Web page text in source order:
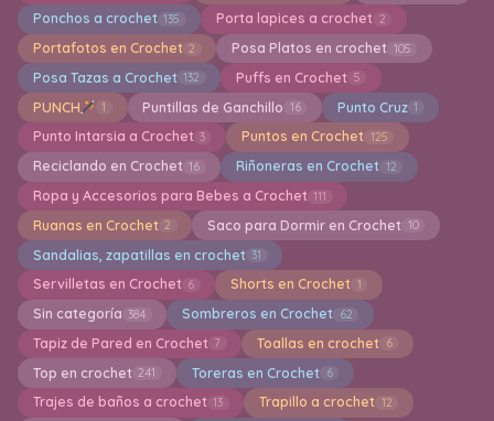
Ponchos a crochet 135 Porta lapices a crochet 2
Portafotos en Crochet 2 Posa Platos en crochet 105
Posa Tazas a Crochet 132 Puffs en Crochet 5
PUNCH 1 Puntillas de Ganchillo 16 Punto Cruz 1
Punto Intarsia a Crochet 3 Puntos en Crochet 125
Reciclando en Crochet 16 Riñoneras en Crochet 12
Ropa y Accesorios para Bebes a Crochet 111
Ruanas en Crochet 2 Saco para Dormir en Crochet 10
Sandalias, zapatillas en crochet 31
Servilletas en Crochet 6 Shorts en Crochet 1
Sin categoría 384 Sombreros en Crochet 62
Tapiz de Pared en Crochet 7 Toallas en crochet 6
Top en crochet 241 Toreras en Crochet 6
Trajes de baños a crochet 13 Trapillo a crochet 12